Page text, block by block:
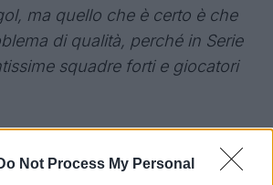
Not Process My Personal
ma quello che è certo è che
di qualità, perché in Serie
squadre forti e giocatori
nel campionato è cambiato,
una sorpresa, quindi, le altre